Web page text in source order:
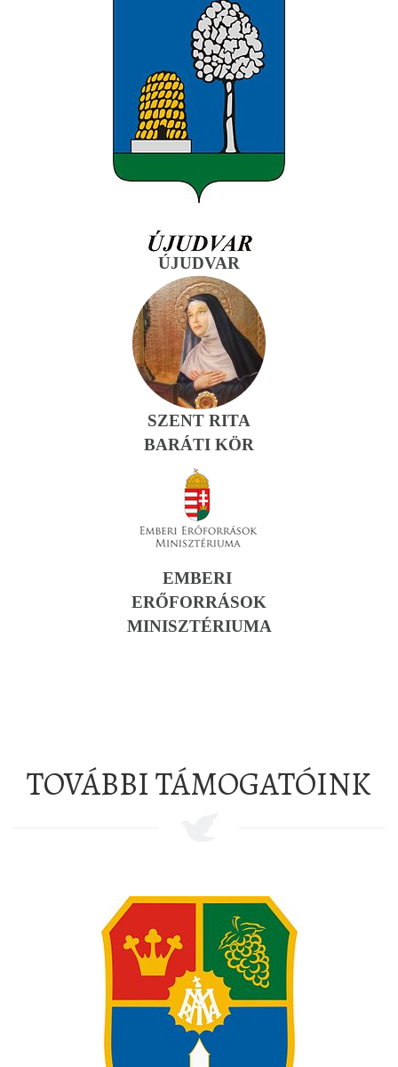
ÚJUDVAR
SZENT RITA
BARÁTI KÖR
EMBERI
ERŐFORRÁSOK
MINISZTÉRIUMA
TOVÁBBI TÁMOGATÓINK